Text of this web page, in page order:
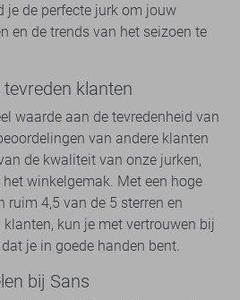
je de perfecte jurk om jouw
en de trends van het seizoen te
klanten
waarde aan de tevredenheid van
van andere klanten
de kwaliteit van onze jurken,
winkelgemak. Met een hoge
ruim 4,5 van de 5 sterren en
kun je met vertrouwen bij
je in goede handen bent.
bij Sans